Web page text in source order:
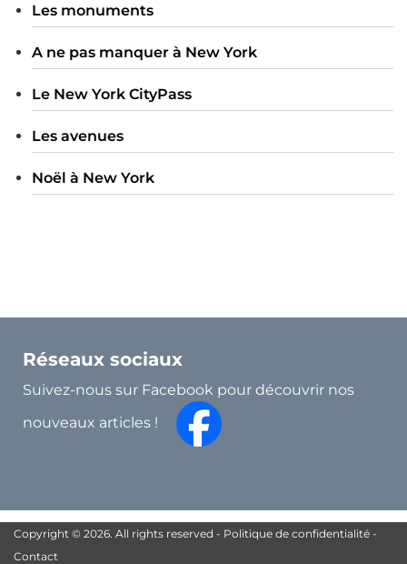
Les monuments
A ne pas manquer à New York
Le New York CityPass
Les avenues
Noël à New York
Réseaux sociaux
Suivez-nous sur Facebook pour découvrir nos
nouveaux articles !
Copyright © 2026. All rights reserved - Politique de confidentialité -
Contact